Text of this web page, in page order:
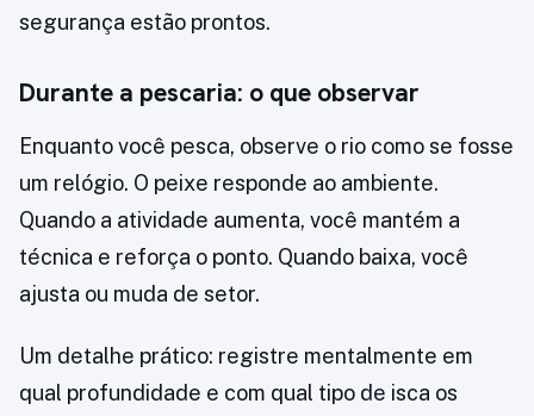
segurança estão prontos.
Durante a pescaria: o que observar
Enquanto você pesca, observe o rio como se fosse
um relógio. O peixe responde ao ambiente.
Quando a atividade aumenta, você mantém a
técnica e reforça o ponto. Quando baixa, você
ajusta ou muda de setor.
Um detalhe prático: registre mentalmente em
qual profundidade e com qual tipo de isca os